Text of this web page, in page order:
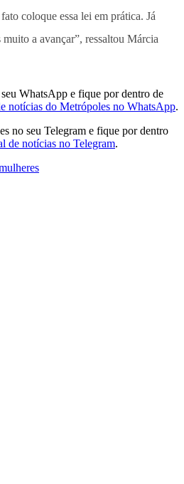
coloque essa lei em prática. Já
a avançar”, ressaltou Márcia
WhatsApp e fique por dentro de
notícias do Metrópoles no WhatsApp.
no seu Telegram e fique por dentro
de notícias no Telegram.